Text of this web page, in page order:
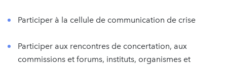
Participer à la cellule de communication de crise
Participer aux rencontres de concertation, aux
commissions et forums, instituts, organismes et